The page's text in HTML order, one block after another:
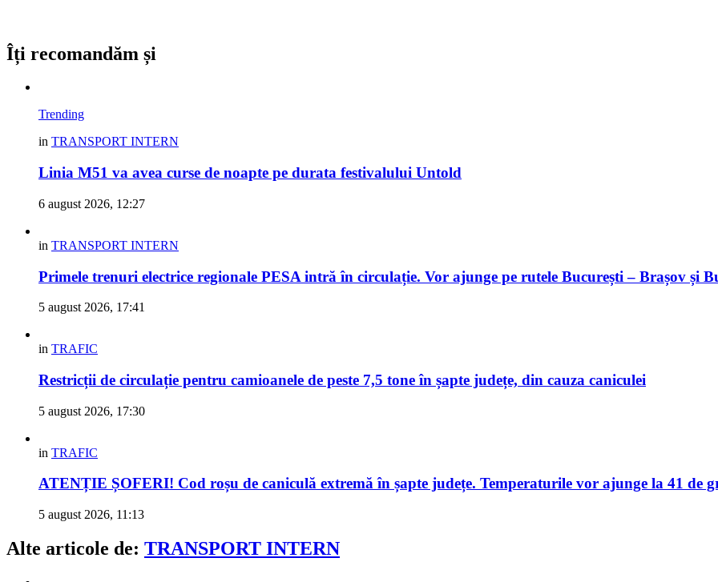
Îți recomandăm și
Trending
in TRANSPORT INTERN
Linia M51 va avea curse de noapte pe durata festivalului Untold
6 august 2026, 12:27
in TRANSPORT INTERN
Primele trenuri electrice regionale PESA intră în circulație. Vor ajunge pe rutele București – Brașov și
5 august 2026, 17:41
in TRAFIC
Restricții de circulație pentru camioanele de peste 7,5 tone în șapte județe, din cauza caniculei
5 august 2026, 17:30
in TRAFIC
ATENȚIE ȘOFERI! Cod roșu de caniculă extremă în șapte județe. Temperaturile vor ajunge la 41 de
5 august 2026, 11:13
Alte articole de: TRANSPORT INTERN